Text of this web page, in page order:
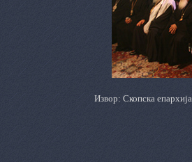
Извор: Скопска епархија